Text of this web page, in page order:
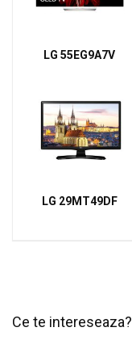
LG 55EG9A7V
LG 29MT49DF
Ce te intereseaza?